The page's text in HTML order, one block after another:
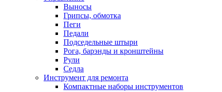
Выносы
Грипсы, обмотка
Пеги
Педали
Подседельные штыри
Рога, барэнды и кронштейны
Рули
Седла
Инструмент для ремонта
Компактные наборы инструментов